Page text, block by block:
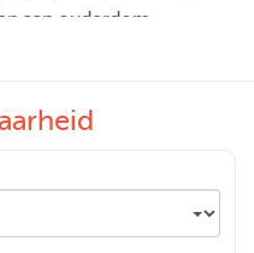
aan ouderdom.
we graag wandelen.
in elke kamer in